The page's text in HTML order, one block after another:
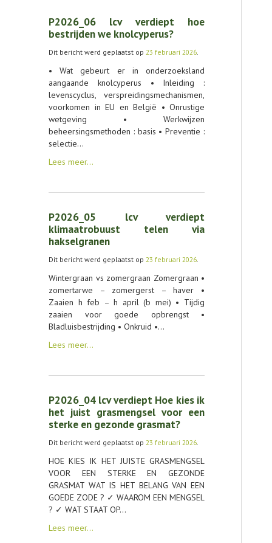
P2026_06 lcv verdiept hoe
bestrijden we knolcyperus?
Dit bericht werd geplaatst op 23 februari 2026.
• Wat gebeurt er in onderzoeksland
aangaande knolcyperus • Inleiding :
levenscyclus, verspreidingsmechanismen,
voorkomen in EU en België • Onrustige
wetgeving • Werkwijzen
beheersingsmethoden : basis • Preventie :
selectie…
Lees meer…
P2026_05 lcv verdiept
klimaatrobuust telen via
hakselgranen
Dit bericht werd geplaatst op 23 februari 2026.
Wintergraan vs zomergraan Zomergraan •
zomertarwe – zomergerst – haver •
Zaaien h feb – h april (b mei) • Tijdig
zaaien voor goede opbrengst •
Bladluisbestrijding • Onkruid •…
Lees meer…
P2026_04 lcv verdiept Hoe kies ik
het juist grasmengsel voor een
sterke en gezonde grasmat?
Dit bericht werd geplaatst op 23 februari 2026.
HOE KIES IK HET JUISTE GRASMENGSEL
VOOR EEN STERKE EN GEZONDE
GRASMAT WAT IS HET BELANG VAN EEN
GOEDE ZODE ? ✓ WAAROM EEN MENGSEL
? ✓ WAT STAAT OP…
Lees meer…